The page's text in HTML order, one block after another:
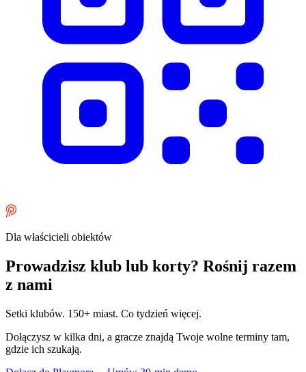
Dla właścicieli obiektów
Prowadzisz klub lub korty? Rośnij razem
z nami
Setki klubów. 150+ miast. Co tydzień więcej.
Dołączysz w kilka dni, a gracze znajdą Twoje wolne terminy tam,
gdzie ich szukają.